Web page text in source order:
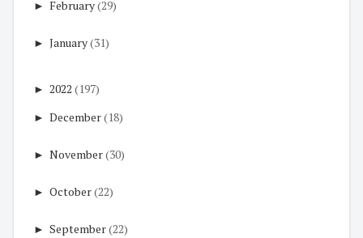
► February(29)
► January(31)
► 2022 (197)
► December(18)
► November(30)
► October(22)
► September(22)